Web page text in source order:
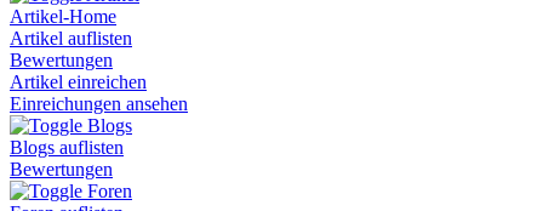
Artikel-Home
Artikel auflisten
Bewertungen
Artikel einreichen
Einreichungen ansehen
Blogs
Blogs auflisten
Bewertungen
Foren